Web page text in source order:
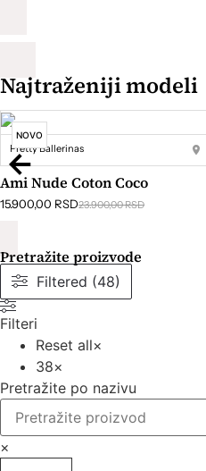
Najtraženiji modeli
NOVO
Pretty Ballerinas
Ami Nude Coton Coco
23.900,00RSD
15.900,00 RSD
Pretražite proizvode
Filtered (48)
Filteri
Reset all×
38×
Pretražite po nazivu
×